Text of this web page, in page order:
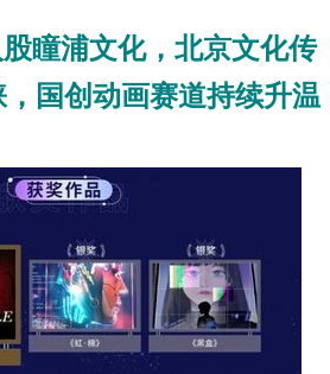
瞳浦文化，北京文化传
国创动画赛道持续升温